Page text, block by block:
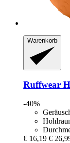
Warenkorb
Ruffwear
-40%
€ 16,19 €